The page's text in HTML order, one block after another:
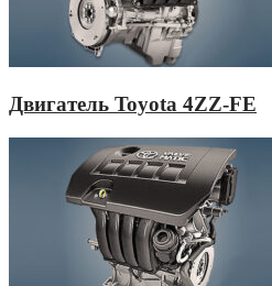
Двигатель Toyota 4ZZ-FE